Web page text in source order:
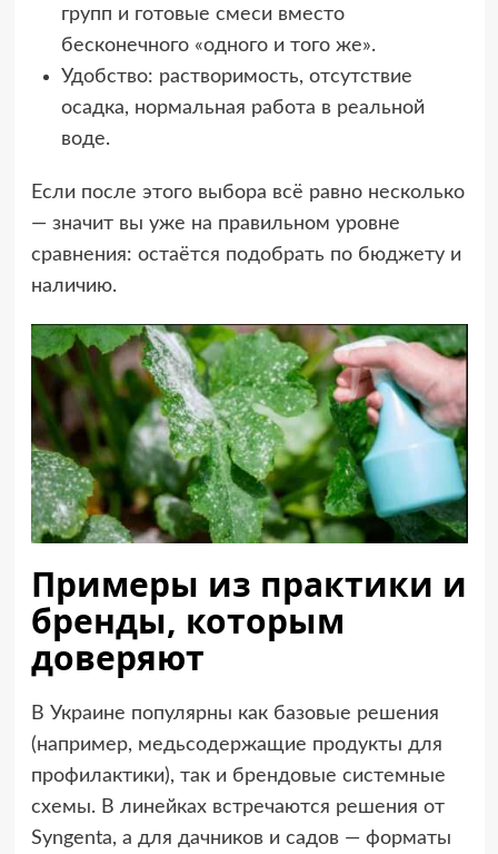
групп и готовые смеси вместо
бесконечного «одного и того же».
Удобство: растворимость, отсутствие
осадка, нормальная работа в реальной
воде.
Если после этого выбора всё равно несколько
— значит вы уже на правильном уровне
сравнения: остаётся подобрать по бюджету и
наличию.
Примеры из практики и
бренды, которым
доверяют
В Украине популярны как базовые решения
(например, медьсодержащие продукты для
профилактики), так и брендовые системные
схемы. В линейках встречаются решения от
Syngenta, а для дачников и садов — форматы